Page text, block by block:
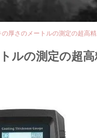
の厚さのメートルの測定の超高
ルの測定の超